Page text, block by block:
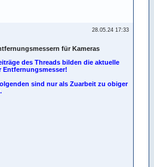
28.05.24 17:33
für Kameras
des Threads bilden die aktuelle
Entfernungsmesser!
sind nur als Zuarbeit zu obiger